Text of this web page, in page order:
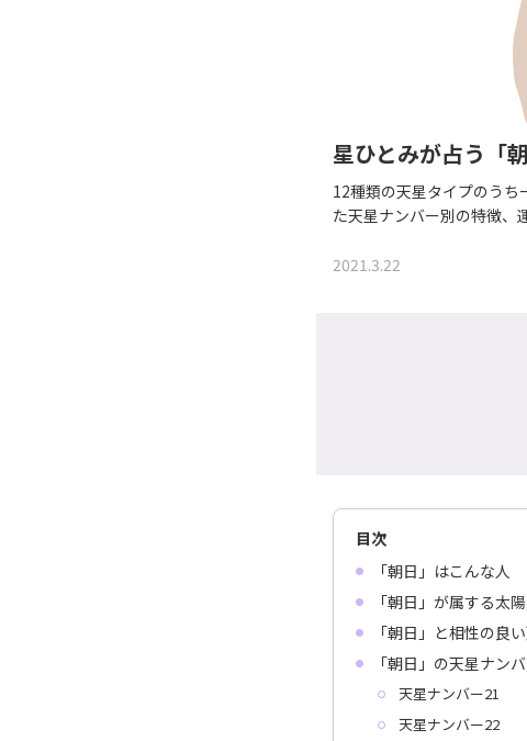
星ひとみが占う「
12種類の天星タイプのう
た天星ナンバー別の特徴、
2021.3.22
目次
「朝日」はこんな人
「朝日」が属する太
「朝日」と相性の良
「朝日」の天星ナン
天星ナンバー21
天星ナンバー22